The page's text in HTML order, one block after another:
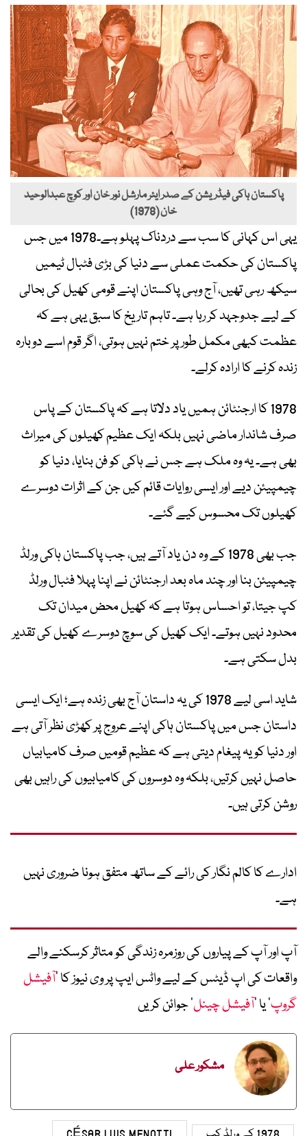
پاکستان ہاکی فیڈریشن کے صدر ایئر مارشل نور خان اور کوچ عبدالوحید
خان (1978)
یہی اس کہانی کا سب سے دردناک پہلو ہے۔1978 میں جس
پاکستان کی حکمت عملی سے دنیا کی بڑی فٹبال ٹیمیں
سیکھ رہی تھیں، آج وہی پاکستان اپنے قومی کھیل کی بحالی
کے لیے جدوجہد کر رہا ہے۔ تاہم تاریخ کا سبق یہی ہے کہ
عظمت کبھی مکمل طور پر ختم نہیں ہوتی، اگر قوم اسے دوبارہ
زندہ کرنے کا ارادہ کرلے۔
1978 کا ارجنٹائن ہمیں یاد دلاتا ہے کہ پاکستان کے پاس
صرف شاندار ماضی نہیں بلکہ ایک عظیم کھیلوں کی میراث
بھی ہے۔ یہ وہ ملک ہے جس نے ہاکی کو فن بنایا، دنیا کو
چیمپیئن دیے اور ایسی روایات قائم کیں جن کے اثرات دوسرے
کھیلوں تک محسوس کیے گئے۔
جب بھی 1978 کے وہ دن یاد آتے ہیں، جب پاکستان ہاکی ورلڈ
چیمپیئن بنا اور چند ماہ بعد ارجنٹائن نے اپنا پہلا فٹبال ورلڈ
کپ جیتا، تو احساس ہوتا ہے کہ کھیل محض میدان تک
محدود نہیں ہوتے۔ ایک کھیل کی سوچ دوسرے کھیل کی تقدیر
بدل سکتی ہے۔
شاید اسی لیے 1978 کی یہ داستان آج بھی زندہ ہے؛ ایک ایسی
داستان جس میں پاکستان ہاکی اپنے عروج پر کھڑی نظر آتی ہے
اور دنیا کو یہ پیغام دیتی ہے کہ عظیم قومیں صرف کامیابیاں
حاصل نہیں کرتیں، بلکہ وہ دوسروں کی کامیابیوں کی راہیں بھی
روشن کرتی ہیں۔
ادارے کا کالم نگار کی رائے کے ساتھ متفق ہونا ضروری نہیں
ہے۔
آپ اور آپ کے پیاروں کی روزمرہ زندگی کو متاثر کرسکنے والے
واقعات کی اپ ڈیٹس کے لیے واٹس ایپ پر وی نیوز کا ’آفیشل
گروپ‘ یا ’آفیشل چینل‘ جوائن کریں
مشکور علی